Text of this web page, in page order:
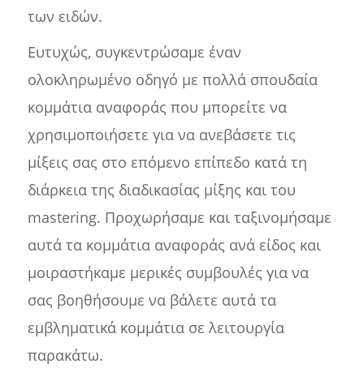
των ειδών.
Ευτυχώς, συγκεντρώσαμε έναν
ολοκληρωμένο οδηγό με πολλά σπουδαία
κομμάτια αναφοράς που μπορείτε να
χρησιμοποιήσετε για να ανεβάσετε τις
μίξεις σας στο επόμενο επίπεδο κατά τη
διάρκεια της διαδικασίας μίξης και του
mastering. Προχωρήσαμε και ταξινομήσαμε
αυτά τα κομμάτια αναφοράς ανά είδος και
μοιραστήκαμε μερικές συμβουλές για να
σας βοηθήσουμε να βάλετε αυτά τα
εμβληματικά κομμάτια σε λειτουργία
παρακάτω.